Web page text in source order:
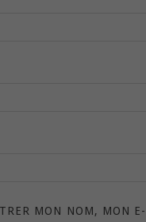
MON NOM, MON